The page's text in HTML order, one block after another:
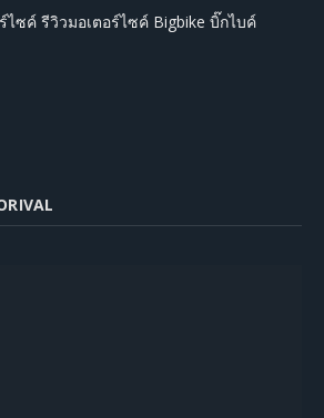
ไซค์ รีวิวมอเตอร์ไซค์ Bigbike บิ๊กไบค์